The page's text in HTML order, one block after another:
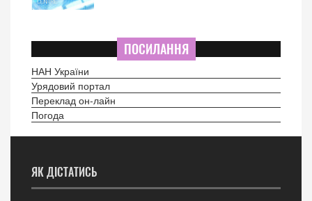
ПОСИЛАННЯ
НАН України
Урядовий портал
Переклад он-лайн
Погода
ЯК ДІСТАТИСЬ